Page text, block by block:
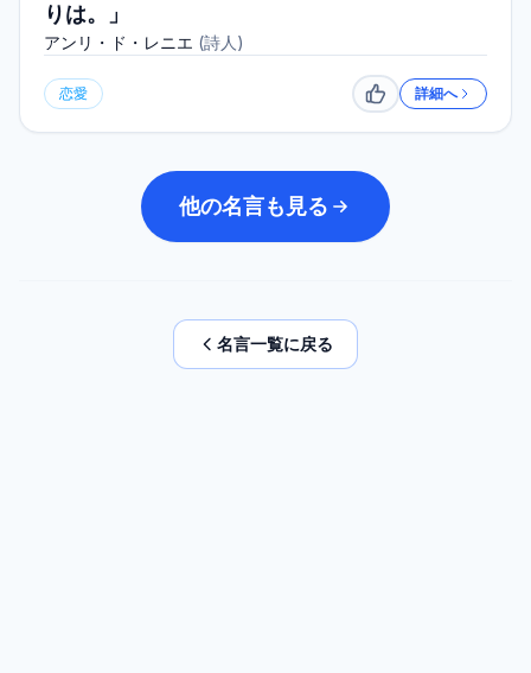
りは。」
アンリ・ド・レニエ (詩人 )
恋愛 いいね詳細へ
他の名言も見る
名言一覧に戻る